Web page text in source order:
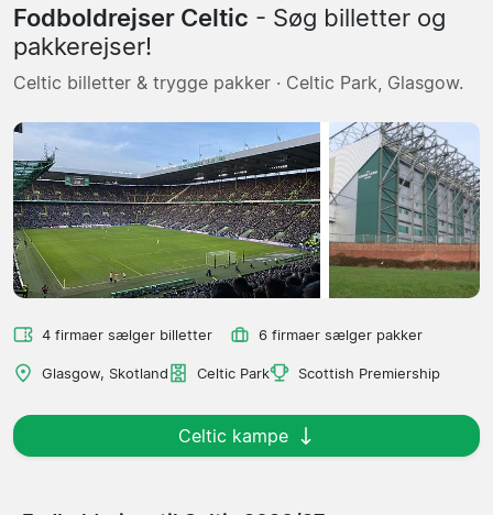
Ligaer
Rejsebureauer
Fodboldrejser Celtic - Søg billetter og
pakkerejser!
Celtic billetter & trygge pakker · Celtic Park, Glasgow.
4 firmaer sælger billetter 6 firmaer sælger pakker
Glasgow, Skotland Celtic Park Scottish Premiership
Celtic kampe